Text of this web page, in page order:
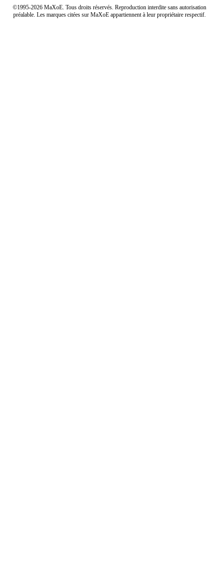
©1995-2026 MaXoE. Tous droits réservés. Reproduction interdite sans autorisation
préalable. Les marques citées sur MaXoE appartiennent à leur propriétaire respectif.